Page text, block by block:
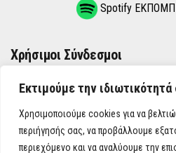
Εκτιμούμε την ιδιωτικότητά
Χρησιμοποιούμε cookies για να
περιήγησής σας, να προβάλλουμε
περιεχόμενο και να αναλύουμε την
Spotify
Χρήσιμοι Σύνδεσμοι
ΌΡΟΙ ΧΡΉΣΗΣ
ΠΟΛΙΤΙΚΉ ΑΠΟΡΡΉΤΟΥ